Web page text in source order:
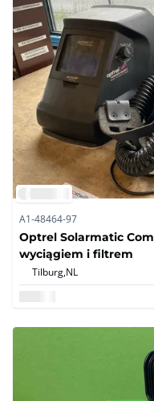
A1-48464-97
Optrel Solarmatic
wyciągiem i filtrem
Tilburg,NL